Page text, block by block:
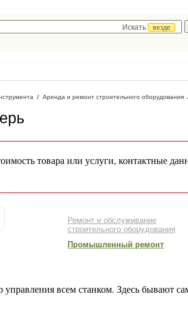
Искать
везде
/ Аренда и ремонт строительного оборудования
товара или услуги, контактные
Ремонт и обслуживание
строительного оборудования
Промышленный ремонт
всем станком. Здесь бывают